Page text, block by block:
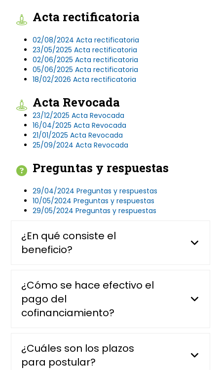
Acta rectificatoria
02/08/2024 Acta rectificatoria
23/05/2025 Acta rectificatoria
02/06/2025 Acta rectificatoria
05/06/2025 Acta rectificatoria
18/02/2026 Acta rectificatoria
Acta Revocada
23/12/2025 Acta Revocada
16/04/2025 Acta Revocada
21/01/2025 Acta Revocada
25/09/2024 Acta Revocada
Preguntas y respuestas
29/04/2024 Preguntas y respuestas
10/05/2024 Preguntas y respuestas
29/05/2024 Preguntas y respuestas
¿En qué consiste el
beneficio?
¿Cómo se hace efectivo el
pago del
cofinanciamiento?
¿Cuáles son los plazos
para postular?